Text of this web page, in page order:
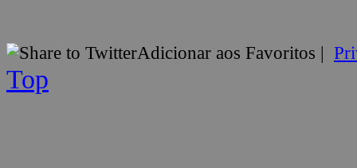
Adicionar aos Favoritos |
Top